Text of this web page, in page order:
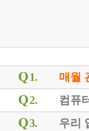
1. 매월
2.
컴퓨
3.
우리